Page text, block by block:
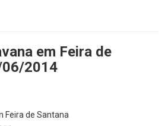
em Feira de
06/2014
Feira de Santana